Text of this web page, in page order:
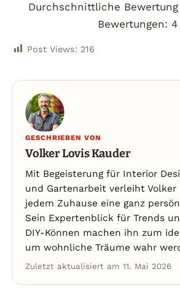
Durchschnittliche Bewertung
Bewertungen: 4
Post Views: 216
GESCHRIEBEN VON
Volker Lovis Kauder
Mit Begeisterung für Interior
und Gartenarbeit verleiht Volker
jedem Zuhause eine ganz
Sein Expertenblick für Trends
DIY-Können machen ihn zum
um wohnliche Träume wahr
Zuletzt aktualisiert am 11. Mai 2026